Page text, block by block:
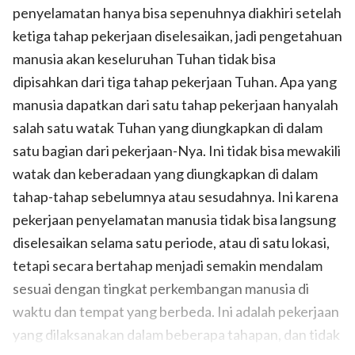
penyelamatan hanya bisa sepenuhnya diakhiri setelah
ketiga tahap pekerjaan diselesaikan, jadi pengetahuan
manusia akan keseluruhan Tuhan tidak bisa
dipisahkan dari tiga tahap pekerjaan Tuhan. Apa yang
manusia dapatkan dari satu tahap pekerjaan hanyalah
salah satu watak Tuhan yang diungkapkan di dalam
satu bagian dari pekerjaan-Nya. Ini tidak bisa mewakili
watak dan keberadaan yang diungkapkan di dalam
tahap-tahap sebelumnya atau sesudahnya. Ini karena
pekerjaan penyelamatan manusia tidak bisa langsung
diselesaikan selama satu periode, atau di satu lokasi,
tetapi secara bertahap menjadi semakin mendalam
sesuai dengan tingkat perkembangan manusia di
waktu dan tempat yang berbeda. Ini adalah pekerjaan
yang dilaksanakan dalam beberapa tahapan, dan tidak